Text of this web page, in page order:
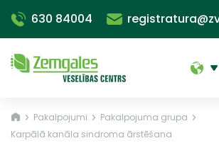
630 84004
Pakalpojumi
Pakalpojuma grupa
Karpālā kanāla sindroma ārstēšana